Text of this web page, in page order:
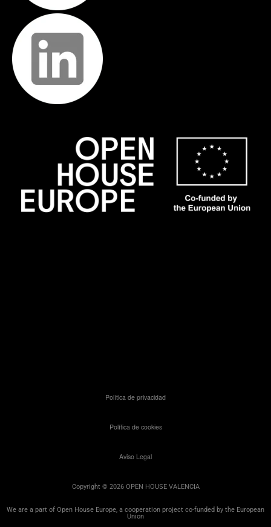
Política de privacidad
Política de cookies
Aviso Legal
Copyright © 2026 OPEN HOUSE VALENCIA
We are a part of Open House Europe, a cooperation project co-funded by the European
Union